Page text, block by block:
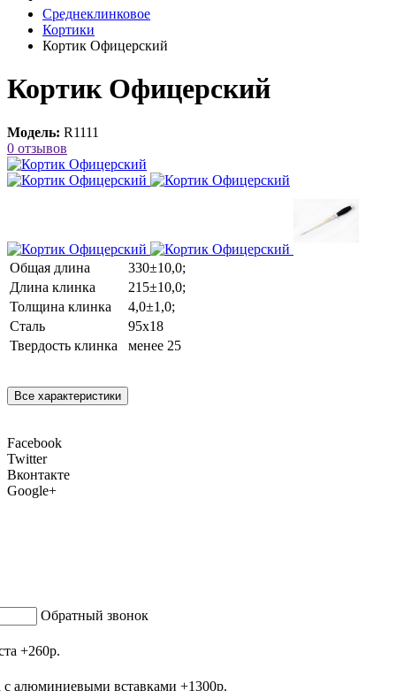
Среднеклинковое
Кортики
Кортик Офицерский
Кортик Офицерский
Модель: R1111
0 отзывов
Общая длина
330±10,0;
Длина клинка
215±10,0;
Толщина клинка
4,0±1,0;
Сталь
95х18
Твердость клинка
менее 25
Все характеристики
Facebook
Twitter
Вконтакте
Google+
Обратный звонок